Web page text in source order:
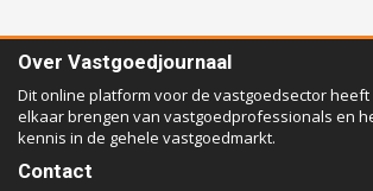
Over Vastgoedjournaal
Dit online platform voor de vastgoedsector heeft
elkaar brengen van vastgoedprofessionals en
kennis in de gehele vastgoedmarkt.
Contact